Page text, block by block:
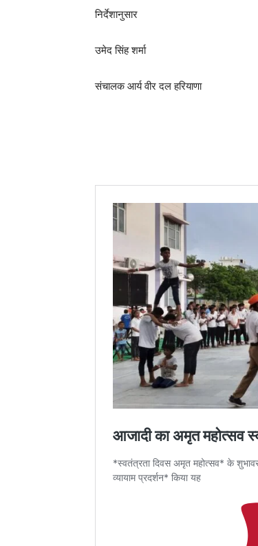
निर्देशानुसार
उमेद सिंह शर्मा
संचालक आर्य वीर दल हरियाणा